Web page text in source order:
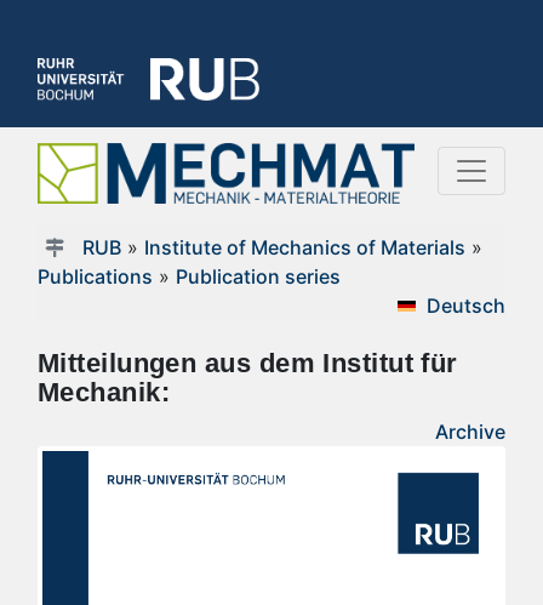
RUB» Institute of Mechanics of Materials »
Publications » Publication series
Deutsch
Mitteilungen aus dem Institut für
Mechanik:
Archive